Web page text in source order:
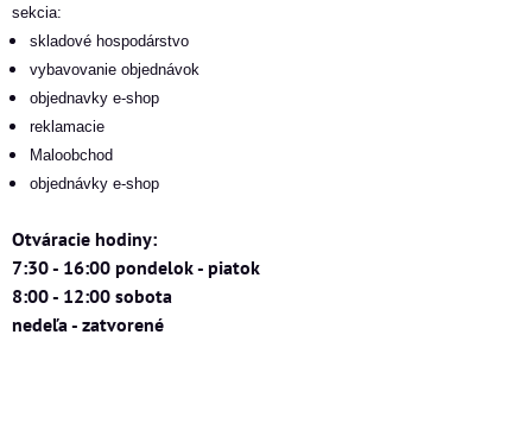
sekcia:
skladové hospodárstvo
vybavovanie objednávok
objednavky e-shop
reklamacie
Maloobchod
objednávky e-shop
Otváracie hodiny:
7:30 - 16:00 pondelok - piatok
8:00 - 12:00 sobota
nedeľa - zatvorené